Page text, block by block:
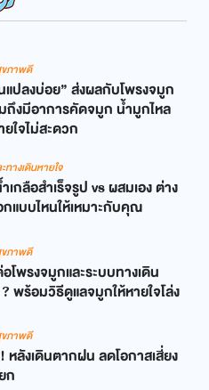
ภาพดี
แปลงบ่อย” ส่งผลกับโพรงจมูก
ถึงมีอาการคัดจมูก น้ำมูกไหล
ใจไม่สะดวก
างเดินหายใจ
กลือสำเร็จรูป vs ผสมเอง ต่าง
กแบบไหนให้เหมาะกับคุณ
ภาพดี
พรงจมูกและระบบทางเดิน
พร้อมวิธีดูแลจมูกให้หายใจโล่ง
ภาพดี
ลังเดินตากฝน ลดโอกาสเสี่ยง
ก